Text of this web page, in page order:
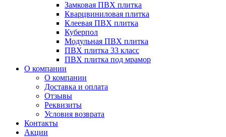
Замковая ПВХ плитка
Кварцвиниловая плитка
Клеевая ПВХ плитка
Куберпол
Модульная ПВХ плитка
ПВХ плитка 33 класс
ПВХ плитка под мрамор
О компании
О компании
Доставка и оплата
Отзывы
Реквизиты
Условия возврата
Контакты
Акции